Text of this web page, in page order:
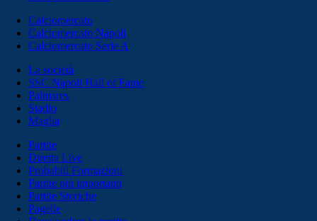
Calciomercato
Calciomercato Napoli
Calciomercato Serie A
La società
SSC Napoli Hall of Fame
Palmares
Stadio
Maglia
Partite
Diretta Live
Probabili Formazioni
Partite più importanti
Partite Storiche
Pagelle